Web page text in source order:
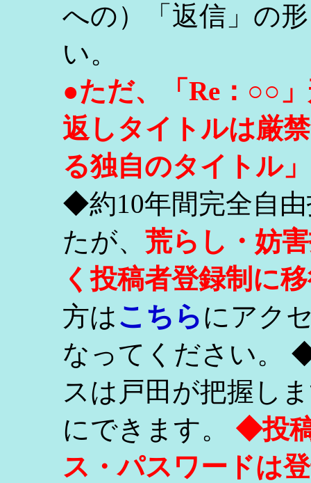
への）「返信」の
い。
●ただ、「Re：○○
返しタイトルは厳
る独自のタイトル
◆約10年間完全自
たが、 荒らし・妨
く投稿者登録制に
方はこちらにアク
なってください。
スは戸田が把握し
にできます。 ◆投
ス・パスワードは